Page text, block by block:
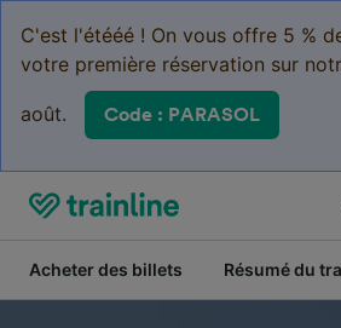
C'est l'étééé ! On vous offre 5 %
votre première réservation sur
août. Code : PARASOL
Acheter des billets Résumé du